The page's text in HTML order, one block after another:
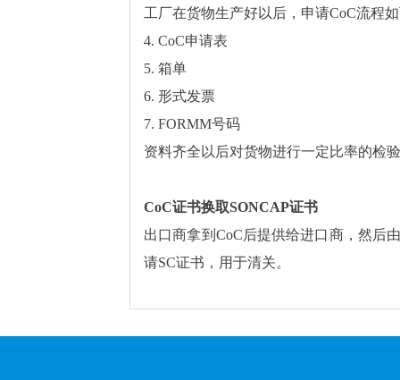
工厂在货物生产好以后，申请CoC流程
4. CoC申请表
5. 箱单
6. 形式发票
7. FORMM号码
资料齐全以后对货物进行一定比率的检
CoC证书换取SONCAP证书
出口商拿到CoC后提供给进口商，然后
请SC证书，用于清关。